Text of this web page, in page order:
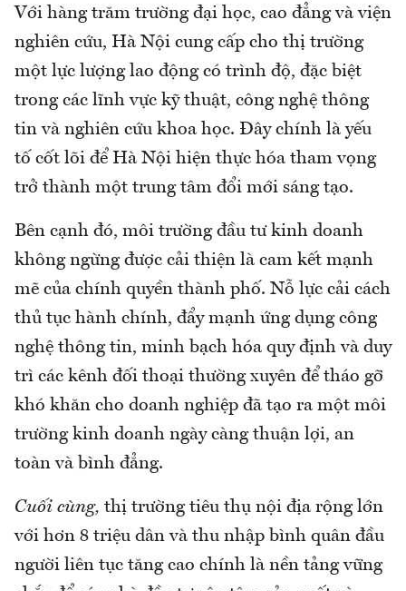
Với hàng trăm trường đại học, cao đẳng và viện
nghiên cứu, Hà Nội cung cấp cho thị trường
một lực lượng lao động có trình độ, đặc biệt
trong các lĩnh vực kỹ thuật, công nghệ thông
tin và nghiên cứu khoa học. Đây chính là yếu
tố cốt lõi để Hà Nội hiện thực hóa tham vọng
trở thành một trung tâm đổi mới sáng tạo.
Bên cạnh đó, môi trường đầu tư kinh doanh
không ngừng được cải thiện là cam kết mạnh
mẽ của chính quyền thành phố. Nỗ lực cải cách
thủ tục hành chính, đẩy mạnh ứng dụng công
nghệ thông tin, minh bạch hóa quy định và duy
trì các kênh đối thoại thường xuyên để tháo gỡ
khó khăn cho doanh nghiệp đã tạo ra một môi
trường kinh doanh ngày càng thuận lợi, an
toàn và bình đẳng.
Cuối cùng, thị trường tiêu thụ nội địa rộng lớn
với hơn 8 triệu dân và thu nhập bình quân đầu
người liên tục tăng cao chính là nền tảng vững